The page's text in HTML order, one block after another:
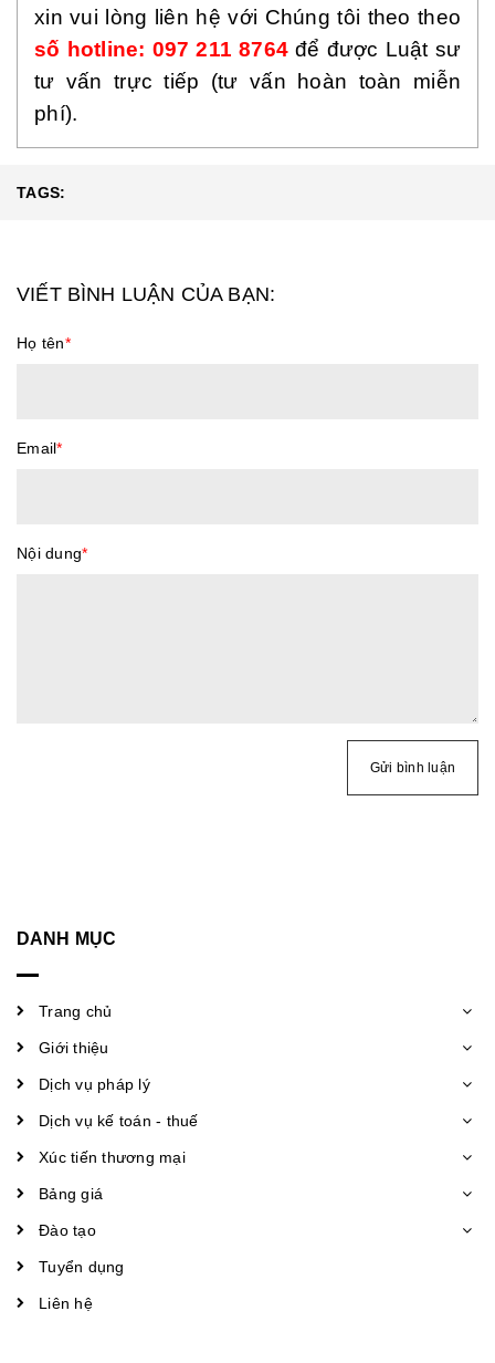
xin vui lòng liên hệ với Chúng tôi theo theo
số hotline: 097 211 8764 để được Luật sư
tư vấn trực tiếp (tư vấn hoàn toàn miễn
phí).
TAGS:
VIẾT BÌNH LUẬN CỦA BẠN:
Họ tên*
Email*
Nội dung*
Gửi bình luận
DANH MỤC
Trang chủ
Giới thiệu
Dịch vụ pháp lý
Dịch vụ kế toán - thuế
Xúc tiến thương mại
Bảng giá
Đào tạo
Tuyển dụng
Liên hệ